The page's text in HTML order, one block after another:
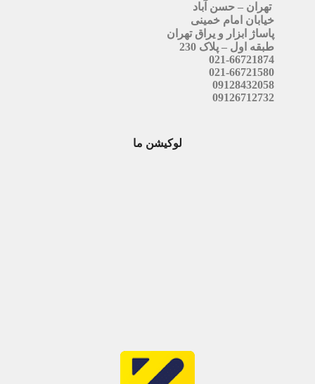
تهران – حسن آباد
خیابان امام خمینی
پاساژ ابزار و یراق تهران
طبقه اول – پلاک 230
021-66721874
021-66721580
09128432058
09126712732
لوکیشن ما